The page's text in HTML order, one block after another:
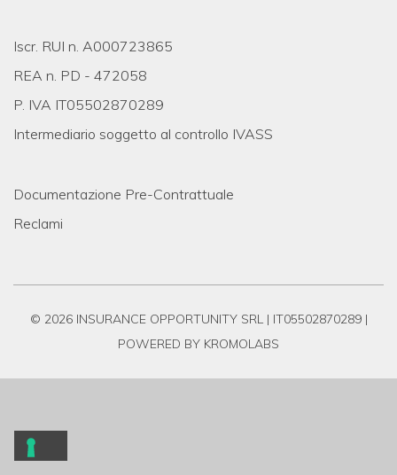
Iscr. RUI n. A000723865
REA n. PD - 472058
P. IVA IT05502870289
Intermediario soggetto al controllo IVASS
Documentazione Pre-Contrattuale
Reclami
© 2026 INSURANCE OPPORTUNITY SRL | IT05502870289 |
POWERED BY KROMOLABS